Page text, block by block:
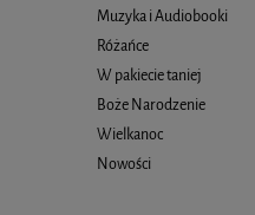
Muzyka i Audiobooki
Różańce
W pakiecie taniej
Boże Narodzenie
Wielkanoc
Nowości